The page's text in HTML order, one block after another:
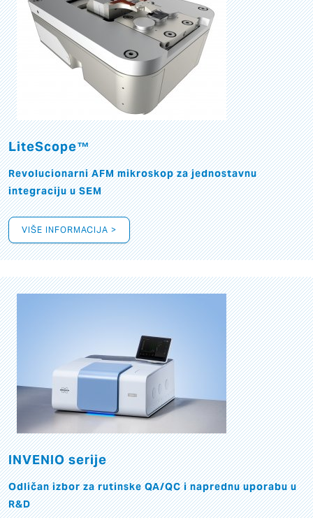
LiteScope™
Revolucionarni AFM mikroskop za jednostavnu
integraciju u SEM
VIŠE INFORMACIJA >
INVENIO serije
Odličan izbor za rutinske QA/QC i naprednu uporabu u
R&D